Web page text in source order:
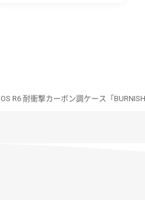
R6 耐衝撃カーボン調ケース「